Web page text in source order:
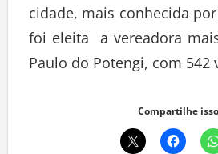
cidade, mais conhecida
foi eleita a vereadora
Paulo do Potengi, com 542
Compartilhe